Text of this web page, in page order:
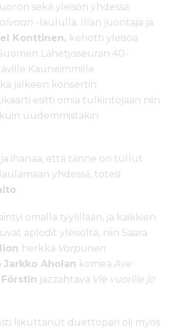
sekä yleisön yhdessä
-laululla. Illan juontaja ja
Konttinen, kehotti yleisöä
Lähetysseuran 40-
Kauneimmille
jälkeen konsertin
esitti omia tulkintojaan niin
uudemmistakin
ihanaa, että tänne on tullut
yhdessä, totesi
.
omalla tyylillään, ja kaikkien
aplodit yleisöltä, niin Saara
herkkä Varpunen
Jarkko Aholan komea Ave
jazzahtava Vie vuorille jo
liikuttanut duettopari oli myös